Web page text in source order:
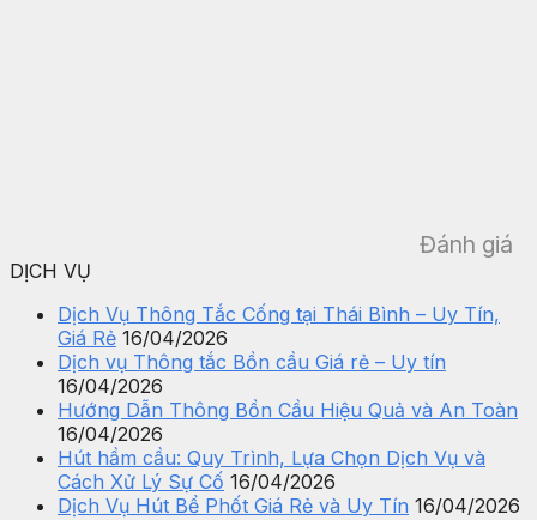
Đánh giá
DỊCH VỤ
Dịch Vụ Thông Tắc Cống tại Thái Bình – Uy Tín,
Giá Rẻ 16/04/2026
Dịch vụ Thông tắc Bồn cầu Giá rẻ – Uy tín
16/04/2026
Hướng Dẫn Thông Bồn Cầu Hiệu Quả và An Toàn
16/04/2026
Hút hầm cầu: Quy Trình, Lựa Chọn Dịch Vụ và
Cách Xử Lý Sự Cố 16/04/2026
Dịch Vụ Hút Bể Phốt Giá Rẻ và Uy Tín 16/04/2026